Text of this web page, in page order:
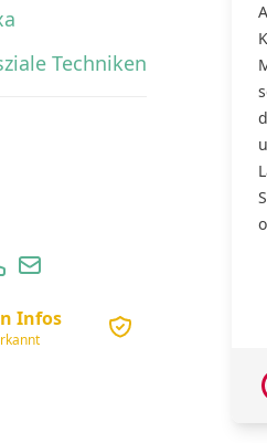
Techniken
zur Praxis
Email schreiben
Infos
2